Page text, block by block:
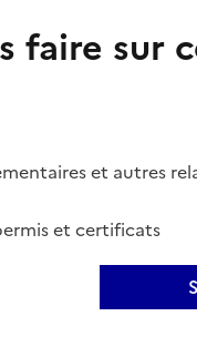
faire sur
et autres
et certificats